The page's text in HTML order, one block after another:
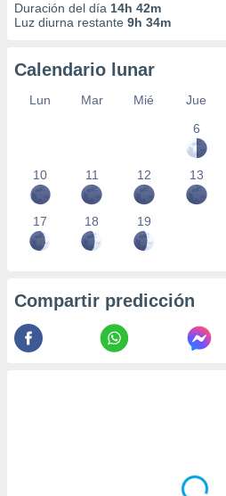
Duración del día 14h 42m
Luz diurna restante 9h 34m
Calendario lunar
Lun Mar Mié Jue
6
10 11 12 13
17 18 19
Compartir predicción